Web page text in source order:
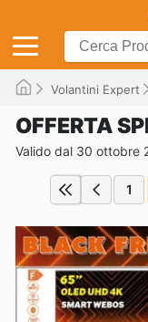
Volantini Expert
OFFERTA
Valido dal 30 ottobre
1